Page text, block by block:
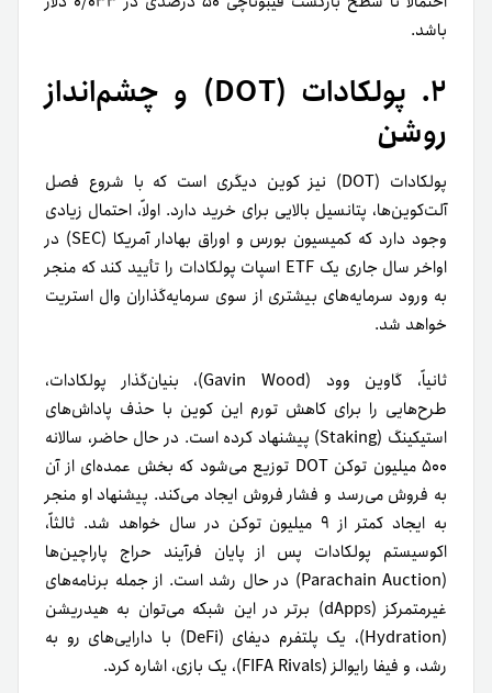
باشد.
۲. پولکادات (DOT) و چشم‌انداز
روشن
پولکادات (DOT) نیز کوین دیگری است که با شروع فصل
آلت‌کوین‌ها، پتانسیل بالایی برای خرید دارد. اولاً، احتمال زیادی
وجود دارد که کمیسیون بورس و اوراق بهادار آمریکا (SEC) در
اواخر سال جاری یک ETF اسپات پولکادات را تأیید کند که منجر
به ورود سرمایه‌های بیشتری از سوی سرمایه‌گذاران وال استریت
خواهد شد.
ثانیاً، گاوین وود (Gavin Wood)، بنیان‌گذار پولکادات،
طرح‌هایی را برای کاهش تورم این کوین با حذف پاداش‌های
استیکینگ (Staking) پیشنهاد کرده است. در حال حاضر، سالانه
۵۰۰ میلیون توکن DOT توزیع می‌شود که بخش عمده‌ای از آن
به فروش می‌رسد و فشار فروش ایجاد می‌کند. پیشنهاد او منجر
به ایجاد کمتر از ۹ میلیون توکن در سال خواهد شد. ثالثاً،
اکوسیستم پولکادات پس از پایان فرآیند حراج پاراچین‌ها
(Parachain Auction) در حال رشد است. از جمله برنامه‌های
غیرمتمرکز (dApps) برتر در این شبکه می‌توان به هیدریشن
(Hydration)، یک پلتفرم دیفای (DeFi) با دارایی‌های رو به
رشد، و فیفا رایوالز (FIFA Rivals)، یک بازی، اشاره کرد.